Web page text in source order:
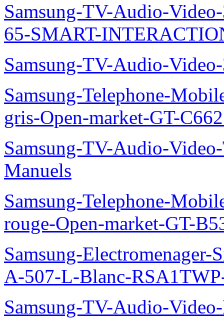
Samsung-TV-Audio-
65-SMART-
Samsung-TV-Audio-
Samsung-Telephone-
gris-Open-market-GT-
Samsung-TV-Audio-
Manuels
Samsung-Telephone-
rouge-Open-market-GT-
Samsung-
A-507-L-Blanc-
Samsung-TV-Audio-